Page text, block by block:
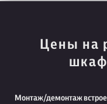
Цены на
Монтаж/демонтаж